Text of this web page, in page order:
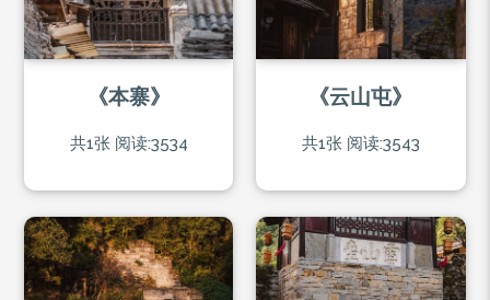
《本寨》
共1张 阅读:3534
《云山屯》
共1张 阅读:3543